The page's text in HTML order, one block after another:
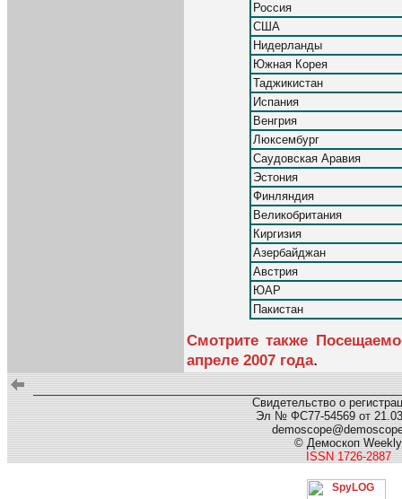
Россия
США
Нидерланды
Южная Корея
Таджикистан
Испания
Венгрия
Люксембург
Саудовская Аравия
Эстония
Финляндия
Великобритания
Киргизия
Азербайджан
Австрия
ЮАР
Пакистан
Смотрите также
апреле 2007 года.
Свидетельство о
Эл № ФС77-54569 от
© Демоскоп Weekly
ISSN 1726-2887